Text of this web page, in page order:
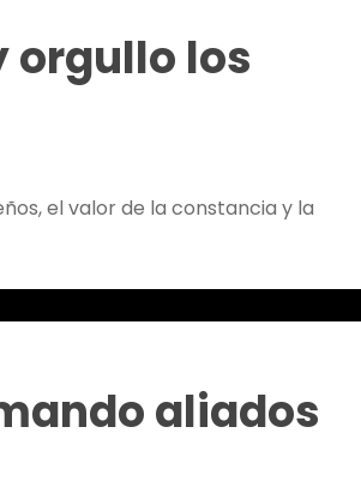
orgullo los
el valor de la constancia y la
aliados